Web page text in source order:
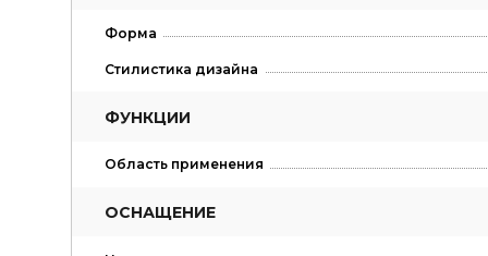
Форма
Стилистика дизайна
ФУНКЦИИ
Область применения
ОСНАЩЕНИЕ